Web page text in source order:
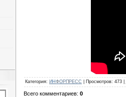
Категория: ИНФОРПРЕСС Просмотров: 473
Всего комментариев: 0